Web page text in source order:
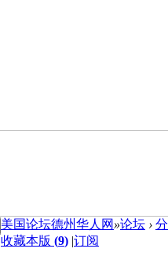
美国论坛德州华人网 »论坛 ›
收藏本版 (9) |订阅